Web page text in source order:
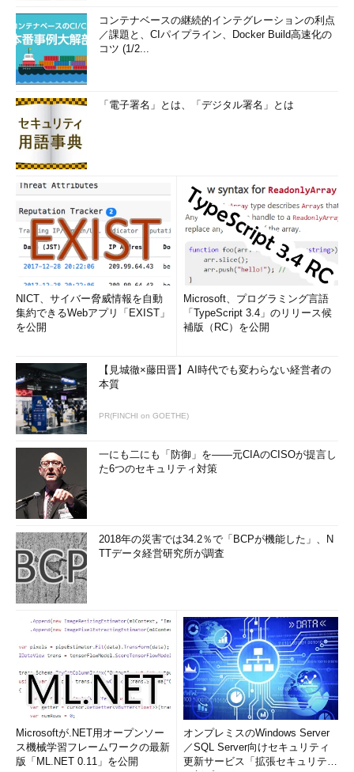
コンテナベースの継続的インテグレーションの利点
／課題と、CIパイプライン、Docker Build高速化の
コツ (1/2...
「電子署名」とは、「デジタル署名」とは
NICT、サイバー脅威情報を自動
集約できるWebアプリ「EXIST」
を公開
Microsoft、プログラミング言語
「TypeScript 3.4」のリリース候
補版（RC）を公開
【見城徹×藤田晋】AI時代でも変わらない経営者の
本質
PR(FINCHI on GOETHE)
一にも二にも「防御」を――元CIAのCISOが提言し
た6つのセキュリティ対策
2018年の災害では34.2％で「BCPが機能した」、N
TTデータ経営研究所が調査
Microsoftが.NET用オープンソー
ス機械学習フレームワークの最新
版「ML.NET 0.11」を公開
オンプレミスのWindows Server
／SQL Server向けセキュリティ
更新サービス「拡張セキュリティ